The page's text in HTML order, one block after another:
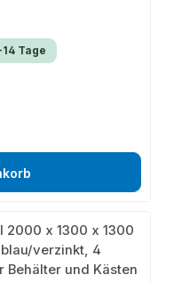
Tage